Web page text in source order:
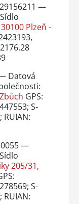
—
Plzeň -
Datová
GPS:
S-
RUIAN:
—
205/31,
S-
RUIAN: